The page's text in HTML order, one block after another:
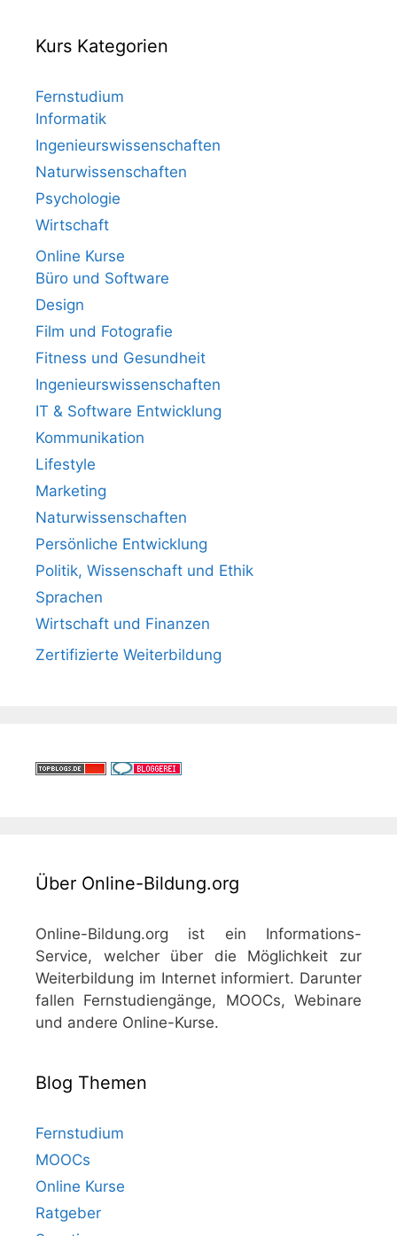
Kurs Kategorien
Fernstudium
Informatik
Ingenieurswissenschaften
Naturwissenschaften
Psychologie
Wirtschaft
Online Kurse
Büro und Software
Design
Film und Fotografie
Fitness und Gesundheit
Ingenieurswissenschaften
IT & Software Entwicklung
Kommunikation
Lifestyle
Marketing
Naturwissenschaften
Persönliche Entwicklung
Politik, Wissenschaft und Ethik
Sprachen
Wirtschaft und Finanzen
Zertifizierte Weiterbildung
Über Online-Bildung.org
Online-Bildung.org ist ein Informations-
Service, welcher über die Möglichkeit zur
Weiterbildung im Internet informiert. Darunter
fallen Fernstudiengänge, MOOCs, Webinare
und andere Online-Kurse.
Blog Themen
Fernstudium
MOOCs
Online Kurse
Ratgeber